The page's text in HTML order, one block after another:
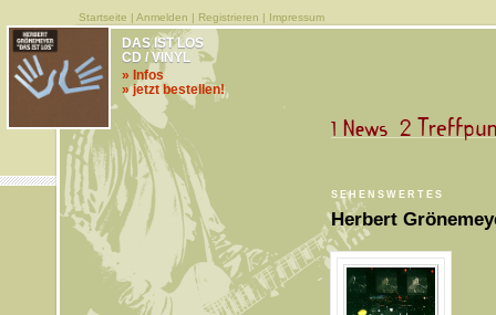
Startseite | Anmelden | Registrieren | Impressum
SEHENSWERTES
Herbert
DAS IST LOS
CD / VINYL
» Infos
» jetzt bestellen!